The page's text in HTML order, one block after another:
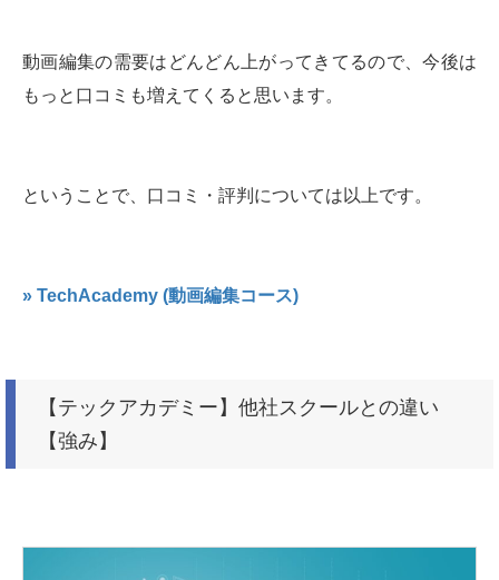
動画編集の需要はどんどん上がってきてるので、今後は
もっと口コミも増えてくると思います。
ということで、口コミ・評判については以上です。
» TechAcademy (動画編集コース)
【テックアカデミー】他社スクールとの違い
【強み】